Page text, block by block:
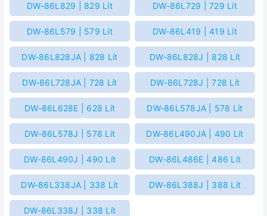
DW-86L829 | 829 Lít DW-86L729 | 729 Lít
DW-86L579 | 579 Lít DW-86L419 | 419 Lít
DW-86L828JA | 828 Lít DW-86L828J | 828 Lít
DW-86L728JA | 728 Lít DW-86L728J | 728 Lít
DW-86L628E | 628 Lít DW-86L578JA | 578 Lít
DW-86L578J | 578 Lít DW-86L490JA | 490 Lít
DW-86L490J | 490 Lít DW-86L486E | 486 Lít
DW-86L338JA | 338 Lít DW-86L388J | 388 Lít
DW-86L338J | 338 Lít